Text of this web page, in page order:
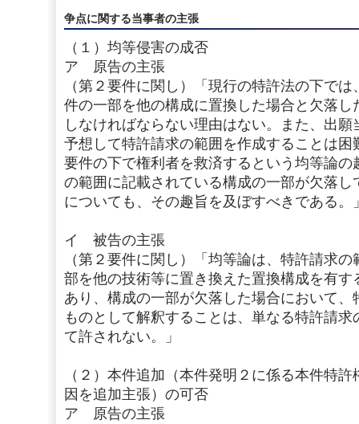
争点に関する当事者の主張
（１）均等侵害の成否
ア 原告の主張
（第２要件に関し）「現行の特許法の下で
件の一部を他の構成に置換した場合と欠落
しなければならない理由はない。また、出
予想して特許請求の範囲を作成することは
要件の下で権利者を救済するという均等論
の範囲に記載されている構成の一部が欠落
についても、その趣旨を及ぼすべきである。
イ 被告の主張
（第２要件に関し）「均等論は、特許請求
部を他の技術等に置き換えた置換構成を有
あり、構成の一部が欠落した場合において
ものとして解釈することは、単なる特許請
て許されない。」
（２）本件追加（本件発明２に係る本件特
因を追加主張）の可否
ア 原告の主張